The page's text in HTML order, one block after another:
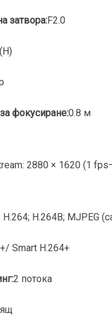
затвора:F2.0
фокусиране:0.8 м
2880 × 1620 (1
H.264; H.264B; MJPEG
Smart H.264+
2 потока